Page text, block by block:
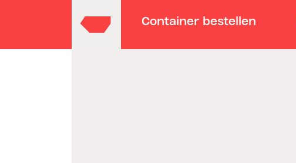
Container bestellen